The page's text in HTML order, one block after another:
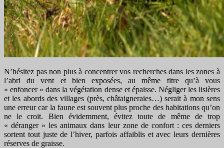
N’hésitez pas non plus à concentrer vos recherches dans les zones à
l’abri du vent et bien exposées, au même titre qu’à vous
« enfoncer » dans la végétation dense et épaisse. Négliger les lisières
et les abords des villages (près, châtaigneraies…) serait à mon sens
une erreur car la faune est souvent plus proche des habitations qu’on
ne le croit. Bien évidemment, évitez toute de même de trop
« déranger » les animaux dans leur zone de confort : ces derniers
sortent tout juste de l’hiver, parfois affaiblis et avec leurs dernières
réserves de graisse.